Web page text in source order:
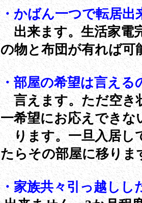
・かばん一つで転居出
出来ます。生活家電
の物と布団が有れば可
・部屋の希望は言える
言えます。ただ空き
一希望にお応えできな
ります。一旦入居し
たらその部屋に移りま
・家族共々引っ越しし